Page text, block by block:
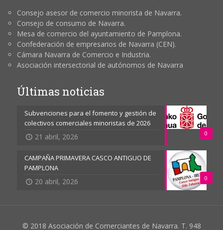
Consejo asesor de comercio minorista de Navarra.
Consejo de consumo de Navarra.
Mesa de comercio del ayuntamiento de Pamplona.
Confederación de empresarios de Navarra (CEN).
Cámara Navarra de Comercio e Industria.
Asociación intersectorial de autónomos de Navarra
Últimas noticias
0
Subvenciones para el fomento y gestión de
colectivos comerciales minoristas de 2026
21 abril, 2026
0
CAMPAÑA PRIMAVERA CASCO ANTIGUO DE
PAMPLONA
20 abril, 2026
© 2018 Asociación de Comerciantes de Navarra. T. 948